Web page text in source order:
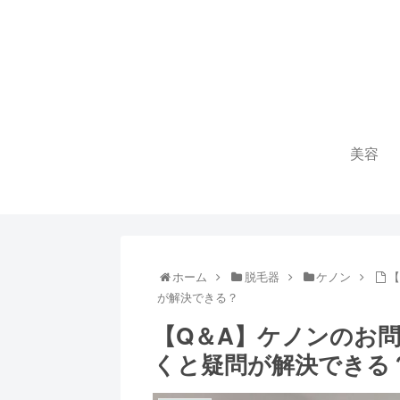
美容
ホーム 脱毛器 ケノン
が解決できる？
【Q＆A】ケノンのお
くと疑問が解決できる